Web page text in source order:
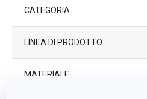
CATEGORIA
LINEA DI PRODOTTO
MATERIALE